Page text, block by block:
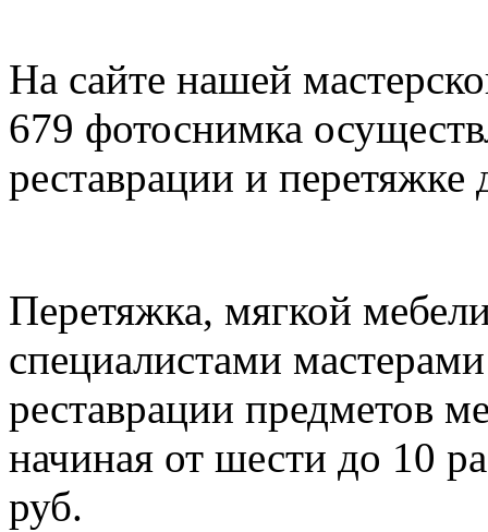
На сайте нашей
679 фотоснимка
реставрации и перетяжке
Перетяжка, мягкой
специалистами
реставрации предметов
начиная от шести до 10
руб.